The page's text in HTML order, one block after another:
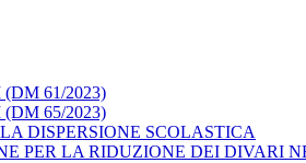
61/2023)
65/2023)
DISPERSIONE SCOLASTICA
PER LA RIDUZIONE DEI DIVARI